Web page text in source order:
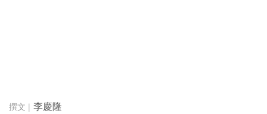
李慶隆